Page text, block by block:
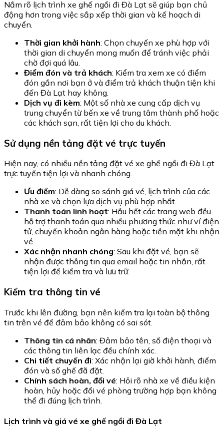
Nắm rõ lịch trình xe ghế ngồi đi Đà Lạt sẽ giúp bạn chủ
động hơn trong việc sắp xếp thời gian và kế hoạch di
chuyển.
Thời gian khởi hành: Chọn chuyến xe phù hợp với
thời gian di chuyển mong muốn để tránh việc phải
chờ đợi quá lâu.
Điểm đón và trả khách: Kiểm tra xem xe có điểm
đón gần nơi bạn ở và điểm trả khách thuận tiện khi
đến Đà Lạt hay không.
Dịch vụ đi kèm: Một số nhà xe cung cấp dịch vụ
trung chuyển từ bến xe về trung tâm thành phố hoặc
các khách sạn, rất tiện lợi cho du khách.
Sử dụng nền tảng đặt vé trực tuyến
Hiện nay, có nhiều nền tảng đặt vé xe ghế ngồi đi Đà Lạt
trực tuyến tiện lợi và nhanh chóng.
Ưu điểm: Dễ dàng so sánh giá vé, lịch trình của các
nhà xe và chọn lựa dịch vụ phù hợp nhất.
Thanh toán linh hoạt: Hầu hết các trang web đều
hỗ trợ thanh toán qua nhiều phương thức như ví điện
tử, chuyển khoản ngân hàng hoặc tiền mặt khi nhận
vé.
Xác nhận nhanh chóng: Sau khi đặt vé, bạn sẽ
nhận được thông tin qua email hoặc tin nhắn, rất
tiện lợi để kiểm tra và lưu trữ.
Kiểm tra thông tin vé
Trước khi lên đường, bạn nên kiểm tra lại toàn bộ thông
tin trên vé để đảm bảo không có sai sót.
Thông tin cá nhân: Đảm bảo tên, số điện thoại và
các thông tin liên lạc đều chính xác.
Chi tiết chuyến đi: Xác nhận lại giờ khởi hành, điểm
đón và số ghế đã đặt.
Chính sách hoàn, đổi vé: Hỏi rõ nhà xe về điều kiện
hoàn, hủy hoặc đổi vé phòng trường hợp bạn không
thể đi đúng lịch trình.
Lịch trình và giá vé xe ghế ngồi đi Đà Lạt